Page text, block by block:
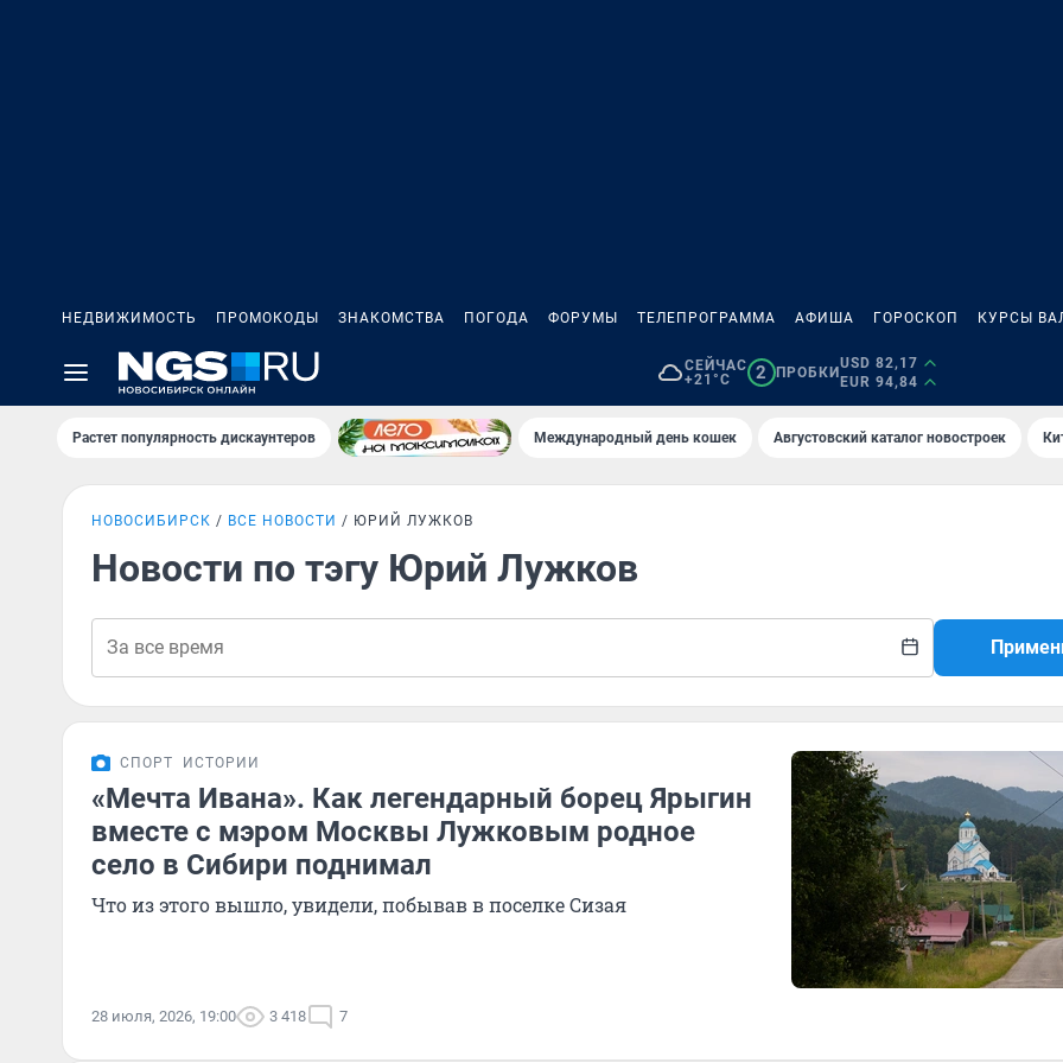
НЕДВИЖИМОСТЬ ПРОМОКОДЫ ЗНАКОМСТВА ПОГОДА ФОРУМЫ ТЕЛЕПРОГРАММА АФИША ГОРОСКОП КУРСЫ
СЕЙЧАС
+21°C
2 ПРОБКИ
USD 82,17
EUR 94,84
Растет популярность дискаунтеров Международный день кошек Августовский каталог новостроек
НОВОСИБИРСК ВСЕ НОВОСТИ ЮРИЙ ЛУЖКОВ
Новости по тэгу Юрий Лужков
СПОРТ ИСТОРИИ
«Мечта Ивана». Как легендарный борец Ярыгин
вместе с мэром Москвы Лужковым родное
село в Сибири поднимал
Что из этого вышло, увидели, побывав в поселке Сизая
28 июля, 2026, 19:00 3 418 7